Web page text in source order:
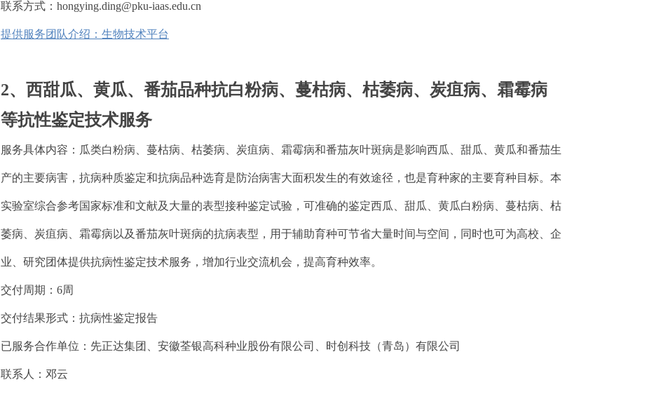
联系方式：hongying.ding@pku-iaas.edu.cn
提供服务团队介绍：生物技术平台
2、西甜瓜、黄瓜、番茄品种抗白粉病、蔓枯病、枯萎病、炭疽病、霜霉病
等抗性鉴定技术服务
服务具体内容： 瓜类白粉病、蔓枯病、枯萎病、炭疽病、霜霉病和番茄灰叶斑病是影响西瓜、甜瓜、黄瓜和番茄生
产的主要病害，抗病种质鉴定和抗病品种选育是防治病害大面积发生的有效途径，也是育种家的主要育种目标。本
实验室综合参考国家标准和文献及大量的表型接种鉴定试验，可准确的鉴定西瓜、甜瓜、黄瓜白粉病、蔓枯病、枯
萎病、炭疽病、霜霉病以及番茄灰叶斑病的抗病表型，用于辅助育种可节省大量时间与空间，同时也可为高校、企
业、研究团体提供抗病性鉴定技术服务，增加行业交流机会，提高育种效率。
交付周期：6周
交付结果形式：抗病性鉴定报告
已服务合作单位： 先正达集团、安徽荃银高科种业股份有限公司、时创科技（青岛）有限公司
联系人：邓云